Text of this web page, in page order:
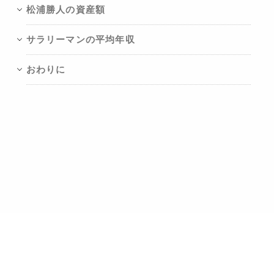
松浦勝人の資産額
サラリーマンの平均年収
おわりに